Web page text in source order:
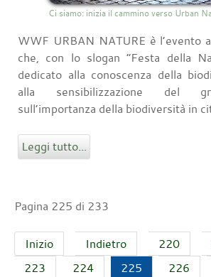
Ci siamo: inizia il cammino verso Urban
WWF URBAN NATURE è l’evento
che, con lo slogan “Festa della
dedicato alla conoscenza della
alla sensibilizzazione del
sull’importanza della biodiversità in
Leggi tutto...
Pagina 225 di 233
Inizio Indietro 220
223
224 225 226